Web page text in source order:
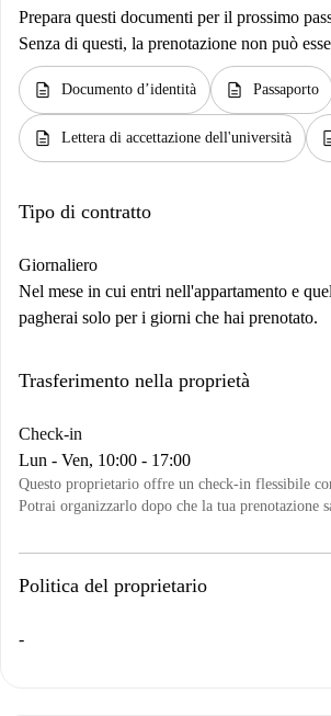
Prepara questi documenti per il prossimo
Senza di questi, la prenotazione non può
description Documento d’identità description Passaporto
description Lettera di accettazione dell'università
Tipo di contratto
Giornaliero
Nel mese in cui entri nell'appartamento e
pagherai solo per i giorni che hai prenotato.
Trasferimento nella proprietà
Check-in
Lun - Ven, 10:00 - 17:00
Questo proprietario offre un check-in flessibile
Potrai organizzarlo dopo che la tua prenotazione
Politica del proprietario
-